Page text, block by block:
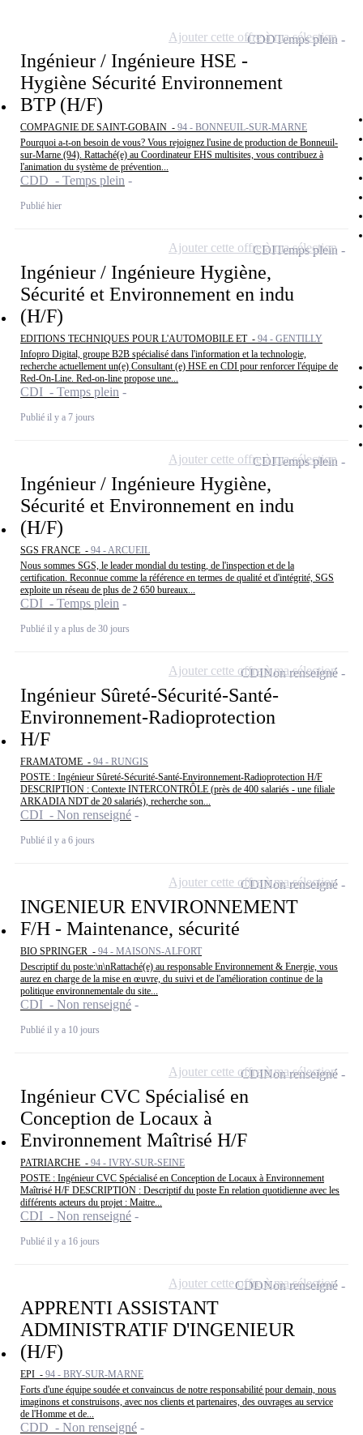
Ingénieur / Ingénieure HSE -
Hygiène Sécurité Environnement
BTP (H/F)
COMPAGNIE DE SAINT-GOBAIN - 94 - BONNEUIL-SUR-MARNE
Pourquoi a-t-on besoin de vous? Vous rejoignez l'usine de production de Bonneuil-
sur-Marne (94). Rattaché(e) au Coordinateur EHS multisites, vous contribuez à
l'animation du système de prévention...
CDD - Temps plein
Publié hier
CDDTemps plein
Ajouter cette offre à ma sélection
Ingénieur / Ingénieure Hygiène,
Sécurité et Environnement en indu
(H/F)
EDITIONS TECHNIQUES POUR L'AUTOMOBILE ET - 94 - GENTILLY
Infopro Digital, groupe B2B spécialisé dans l'information et la technologie,
recherche actuellement un(e) Consultant (e) HSE en CDI pour renforcer l'équipe de
Red-On-Line. Red-on-line propose une...
CDI - Temps plein
Publié il y a 7 jours
CDITemps plein
Ajouter cette offre à ma sélection
Ingénieur / Ingénieure Hygiène,
Sécurité et Environnement en indu
(H/F)
SGS FRANCE - 94 - ARCUEIL
Nous sommes SGS, le leader mondial du testing, de l'inspection et de la
certification. Reconnue comme la référence en termes de qualité et d'intégrité, SGS
exploite un réseau de plus de 2 650 bureaux...
CDI - Temps plein
Publié il y a plus de 30 jours
CDITemps plein
Ajouter cette offre à ma sélection
Ingénieur Sûreté-Sécurité-Santé-
Environnement-Radioprotection
H/F
FRAMATOME - 94 - RUNGIS
POSTE : Ingénieur Sûreté-Sécurité-Santé-Environnement-Radioprotection H/F
DESCRIPTION : Contexte INTERCONTRÔLE (près de 400 salariés - une filiale
ARKADIA NDT de 20 salariés), recherche son...
CDI - Non renseigné
Publié il y a 6 jours
CDINon renseigné
Ajouter cette offre à ma sélection
INGENIEUR ENVIRONNEMENT
F/H - Maintenance, sécurité
BIO SPRINGER - 94 - MAISONS-ALFORT
Descriptif du poste:\n\nRattaché(e) au responsable Environnement & Energie, vous
aurez en charge de la mise en œuvre, du suivi et de l'amélioration continue de la
politique environnementale du site...
CDI - Non renseigné
Publié il y a 10 jours
CDINon renseigné
Ajouter cette offre à ma sélection
Ingénieur CVC Spécialisé en
Conception de Locaux à
Environnement Maîtrisé H/F
PATRIARCHE - 94 - IVRY-SUR-SEINE
POSTE : Ingénieur CVC Spécialisé en Conception de Locaux à Environnement
Maîtrisé H/F DESCRIPTION : Descriptif du poste En relation quotidienne avec les
différents acteurs du projet : Maitre...
CDI - Non renseigné
Publié il y a 16 jours
CDINon renseigné
Ajouter cette offre à ma sélection
APPRENTI ASSISTANT
ADMINISTRATIF D'INGENIEUR
(H/F)
EPI - 94 - BRY-SUR-MARNE
Forts d'une équipe soudée et convaincus de notre responsabilité pour demain, nous
imaginons et construisons, avec nos clients et partenaires, des ouvrages au service
de l'Homme et de...
CDD - Non renseigné
CDDNon renseigné
Ajouter cette offre à ma sélection